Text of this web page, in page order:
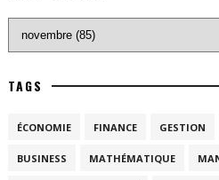
TAGS
ÉCONOMIE FINANCE GESTION
BUSINESS MATHÉMATIQUE